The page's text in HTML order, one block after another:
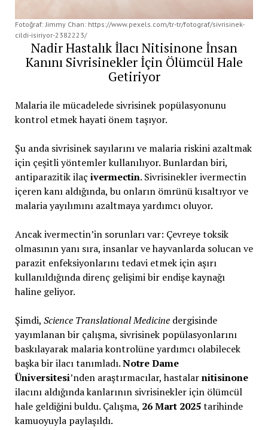
Fotoğraf: Jimmy Chan: https://www.pexels.com/tr-tr/fotograf/sivrisinek-
cildi-isiriyor-2382223/
Nadir Hastalık İlacı Nitisinone İnsan
Kanını Sivrisinekler İçin Ölümcül Hale
Getiriyor
Malaria ile mücadelede sivrisinek popülasyonunu
kontrol etmek hayati önem taşıyor.
Şu anda sivrisinek sayılarını ve malaria riskini azaltmak
için çeşitli yöntemler kullanılıyor. Bunlardan biri,
antiparazitik ilaç ivermectin. Sivrisinekler ivermectin
içeren kanı aldığında, bu onların ömrünü kısaltıyor ve
malaria yayılımını azaltmaya yardımcı oluyor.
Ancak ivermectin’in sorunları var: Çevreye toksik
olmasının yanı sıra, insanlar ve hayvanlarda solucan ve
parazit enfeksiyonlarını tedavi etmek için aşırı
kullanıldığında direnç gelişimi bir endişe kaynağı
haline geliyor.
Şimdi, Science Translational Medicinedergisinde
yayımlanan bir çalışma, sivrisinek popülasyonlarını
baskılayarak malaria kontrolüne yardımcı olabilecek
başka bir ilacı tanımladı.Notre Dame
Üniversitesi’nden araştırmacılar, hastalarnitisinone
ilacını aldığında kanlarının sivrisinekler için ölümcül
hale geldiğini buldu. Çalışma, 26 Mart 2025tarihinde
kamuoyuyla paylaşıldı.